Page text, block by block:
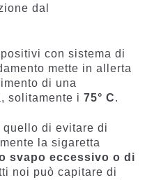
dal
con sistema di
mette in allerta
di una
solitamente i 75° C.
quello di evitare di
la sigaretta
svapo eccessivo o di
noi può capitare di